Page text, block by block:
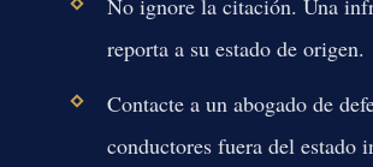
reporta a su estado de origen.
Contacte a un abogado de
conductores fuera del estado